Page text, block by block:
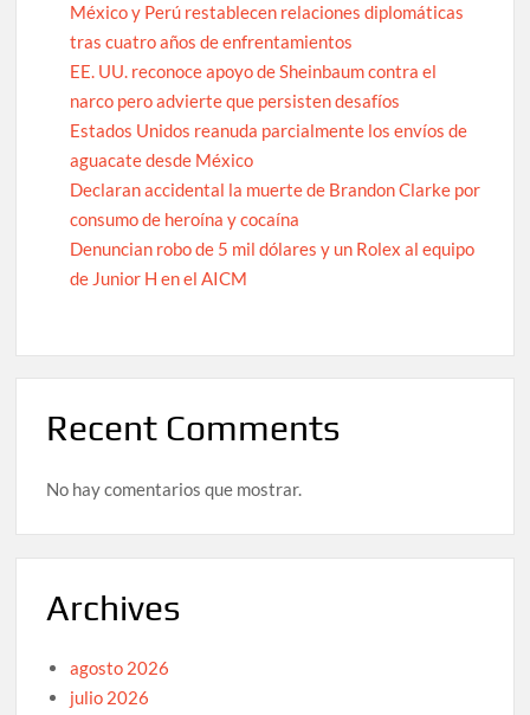
México y Perú restablecen relaciones diplomáticas
tras cuatro años de enfrentamientos
EE. UU. reconoce apoyo de Sheinbaum contra el
narco pero advierte que persisten desafíos
Estados Unidos reanuda parcialmente los envíos de
aguacate desde México
Declaran accidental la muerte de Brandon Clarke por
consumo de heroína y cocaína
Denuncian robo de 5 mil dólares y un Rolex al equipo
de Junior H en el AICM
Recent Comments
No hay comentarios que mostrar.
Archives
agosto 2026
julio 2026